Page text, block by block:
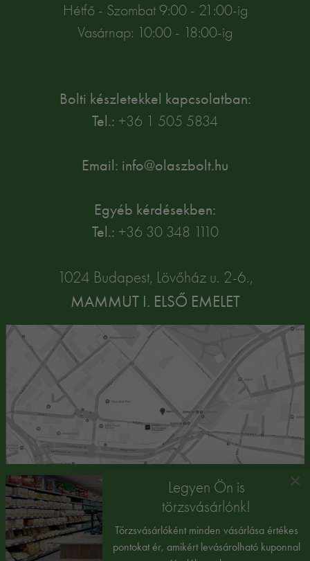
Hétfő - Szombat 9:00 - 21:00-ig
Vasárnap: 10:00 - 18:00-ig
Bolti készletekkel kapcsolatban:
Tel.: +36 1 505 5834
Email: info@olaszbolt.hu
Egyéb kérdésekben:
Tel.: +36 30 348 1110
1024 Budapest, Lövőház u. 2-6.,
MAMMUT I. ELSŐ EMELET
×
Legyen Ön is
törzsvásárlónk!
Törzsvásárlóként minden vásárlása értékes
pontokat ér, amikért levásárolható kuponnal